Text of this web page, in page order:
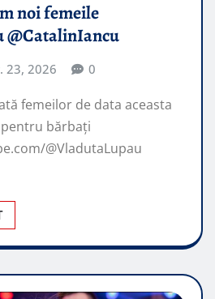
noi femeile
@CatalinIancu
23, 2026 0
femeilor de data aceasta
bărbați
@VladutaLupau